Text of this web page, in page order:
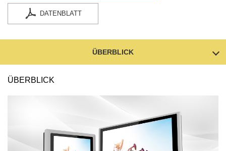
DATENBLATT
ÜBERBLICK
ÜBERBLICK